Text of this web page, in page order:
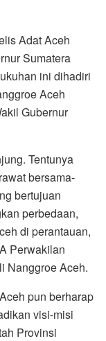
Adat Aceh
Sumatera
ini dihadiri
Aceh
Gubernur
Tentunya
bersama-
bertujuan
perbedaan,
di perantauan,
Perwakilan
Nanggroe Aceh.
pun berharap
visi-misi
Provinsi